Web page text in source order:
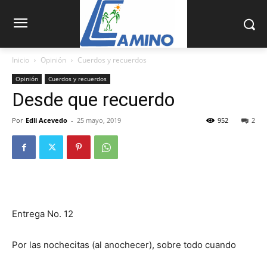
Inicio Opinión Cuerdos y recuerdos
Opinión Cuerdos y recuerdos
Desde que recuerdo
Por Edli Acevedo - 25 mayo, 2019 2
952
Entrega No. 12
Por las nochecitas (al anochecer), sobre todo cuando